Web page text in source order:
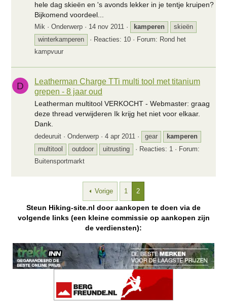
hele dag skieën en 's avonds lekker in je tentje kruipen?
Bijkomend voordeel...
Mik Onderwerp 14 nov 2011 kamperen
skieën
winterkamperen
Reacties: 10 Forum: Rond het
kampvuur
D
Leatherman Charge TTi multi tool met titanium
grepen - 8 jaar oud
Leatherman multitool VERKOCHT - Webmaster: graag
deze thread verwijderen Ik krijg het niet voor elkaar.
Dank.
dedeuruit Onderwerp 4 apr 2011 gear
kamperen
multitool
outdoor uitrusting Reacties: 1
Forum:
Buitensportmarkt
Vorige 1 2
Steun Hiking-site.nl door aankopen te doen via de
volgende links (een kleine commissie op aankopen zijn
de verdiensten):